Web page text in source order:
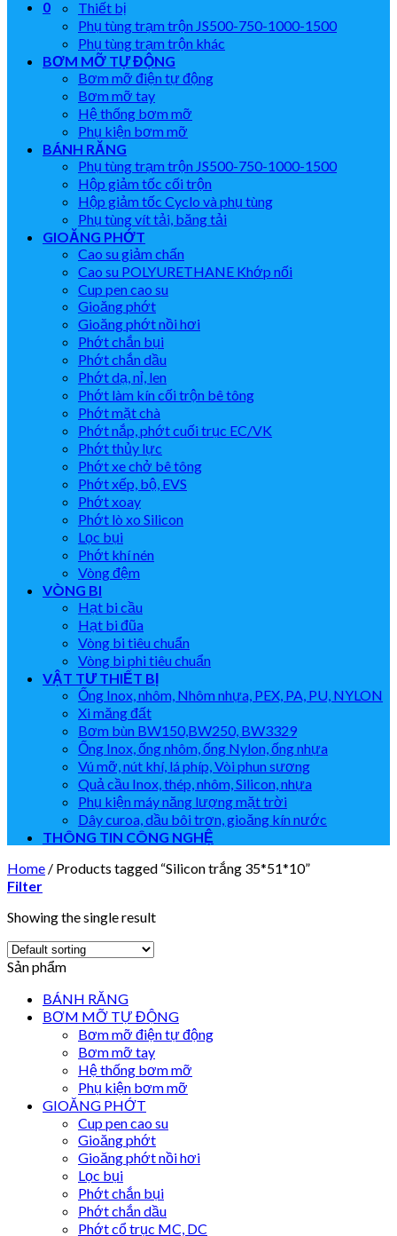
0
Thiết bị
Phụ tùng trạm trộn JS500-750-1000-1500
Phụ tùng trạm trộn khác
BƠM MỠ TỰ ĐỘNG
Bơm mỡ điện tự động
Bơm mỡ tay
Hệ thống bơm mỡ
Phụ kiện bơm mỡ
BÁNH RĂNG
Phụ tùng trạm trộn JS500-750-1000-1500
Hộp giảm tốc cối trộn
Hộp giảm tốc Cyclo và phụ tùng
Phụ tùng vít tải, băng tải
GIOĂNG PHỚT
Cao su giảm chấn
Cao su POLYURETHANE Khớp nối
Cup pen cao su
Gioăng phớt
Gioăng phớt nồi hơi
Phớt chắn bụi
Phớt chắn dầu
Phớt dạ, nỉ, len
Phớt làm kín cối trộn bê tông
Phớt mặt chà
Phớt nắp, phớt cuối trục EC/VK
Phớt thủy lực
Phớt xe chở bê tông
Phớt xếp, bộ, EVS
Phớt xoay
Phớt lò xo Silicon
Lọc bụi
Phớt khí nén
Vòng đệm
VÒNG BI
Hạt bi cầu
Hạt bi đũa
Vòng bi tiêu chuẩn
Vòng bi phi tiêu chuẩn
VẬT TƯ THIẾT BỊ
Ống Inox, nhôm, Nhôm nhựa, PEX, PA, PU, NYLON
Xi măng đất
Bơm bùn BW150,BW250, BW3329
Ống Inox, ống nhôm, ống Nylon, ống nhựa
Vú mỡ, nút khí, lá phíp, Vòi phun sương
Quả cầu Inox, thép, nhôm, Silicon, nhựa
Phụ kiện máy năng lượng mặt trời
Dây curoa, dầu bôi trơn, gioăng kín nước
THÔNG TIN CÔNG NGHỆ
Home / Products tagged “Silicon trắng 35*51*10”
Filter
Showing the single result
Sản phẩm
BÁNH RĂNG
BƠM MỠ TỰ ĐỘNG
Bơm mỡ điện tự động
Bơm mỡ tay
Hệ thống bơm mỡ
Phụ kiện bơm mỡ
GIOĂNG PHỚT
Cup pen cao su
Gioăng phớt
Gioăng phớt nồi hơi
Lọc bụi
Phớt chắn bụi
Phớt chắn dầu
Phớt cổ trục MC, DC